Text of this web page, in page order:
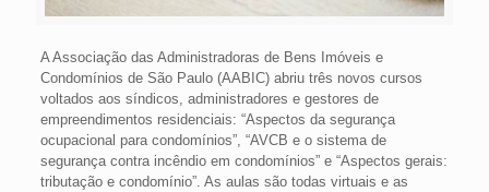
A Associação das Administradoras de Bens Imóveis e
Condomínios de São Paulo (AABIC) abriu três novos cursos
voltados aos síndicos, administradores e gestores de
empreendimentos residenciais: “Aspectos da segurança
ocupacional para condomínios”, “AVCB e o sistema de
segurança contra incêndio em condomínios” e “Aspectos gerais:
tributação e condomínio”. As aulas são todas virtuais e as